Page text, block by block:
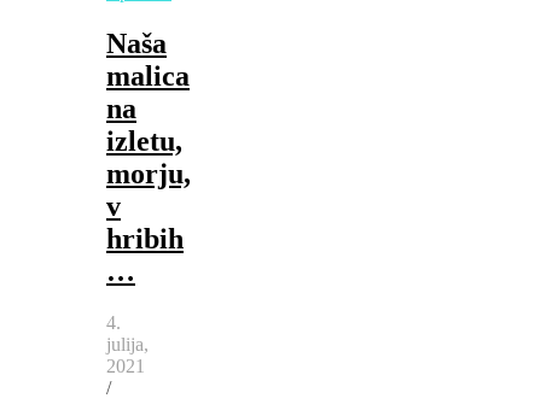
Naša
malica
na
izletu,
morju,
v
hribih
…
4.
julija,
2021
/